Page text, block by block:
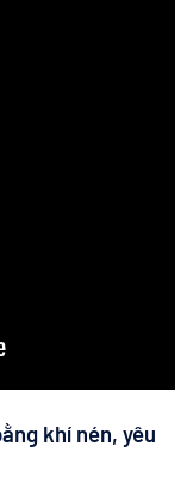
khí nén, yêu